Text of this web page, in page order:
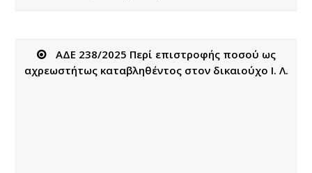
ΑΔΕ 238/2025 Περί επιστροφής ποσού ως
αχρεωστήτως καταβληθέντος στον δικαιούχο Ι. Λ.